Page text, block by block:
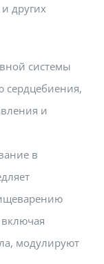
других
системы
сердцебиения,
и
в
модулируют